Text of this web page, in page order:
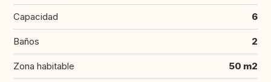
Capacidad 6
Baños 2
Zona habitable 50 m2